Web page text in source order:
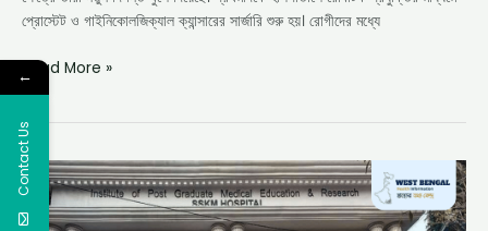
প্রোস্টেট ও গাইনিকোলজিক্যাল ক্যান্সারের সার্জারি শুরু হয়। রোগীদের মধ্যে
Read More »
SSKM
Hospital
‘Ananya’
←
Contact Us